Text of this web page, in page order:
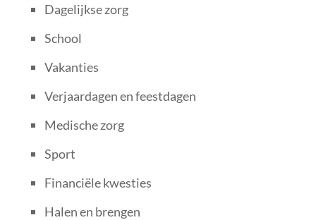
Dagelijkse zorg
School
Vakanties
Verjaardagen en feestdagen
Medische zorg
Sport
Financiële kwesties
Halen en brengen